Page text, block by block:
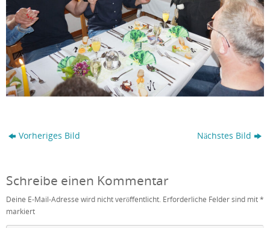
Vorheriges Bild Nächstes Bild
Schreibe einen Kommentar
Deine E-Mail-Adresse wird nicht veröffentlicht. Erforderliche Felder sind mit*
markiert